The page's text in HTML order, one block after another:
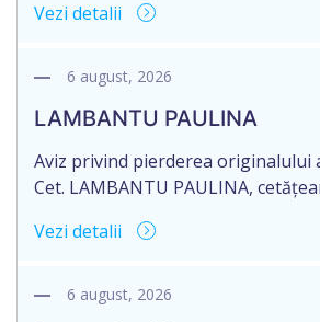
cunoștință pierderea originalului
26.03.2026, autentificat de notarul
Vezi detalii
6 august, 2026
LAMBANTU PAULINA
Aviz privind pierderea originalului
Cet. LAMBANTU PAULINA,
domiciliată în R. Moldova, r-nul
actului notarial: Certificatului de
Vezi detalii
6 august, 2026